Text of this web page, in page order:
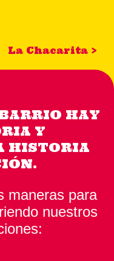
La Chacarita >
HAY
Y
HISTORIA
maneras para
nuestros